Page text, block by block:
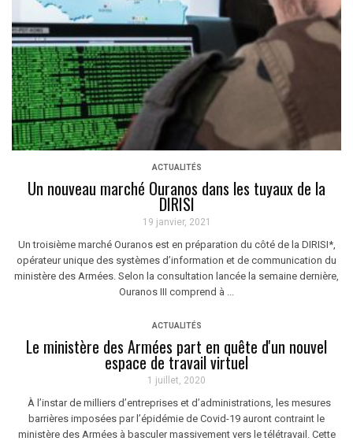
ACTUALITÉS
Un nouveau marché Ouranos dans les tuyaux de la
DIRISI
19 janvier, 2021
Un troisième marché Ouranos est en préparation du côté de la DIRISI*,
opérateur unique des systèmes d’information et de communication du
ministère des Armées. Selon la consultation lancée la semaine dernière,
Ouranos III comprend à ...
ACTUALITÉS
Le ministère des Armées part en quête d'un nouvel
espace de travail virtuel
1 juillet, 2020
À l’instar de milliers d’entreprises et d’administrations, les mesures
barrières imposées par l’épidémie de Covid-19 auront contraint le
ministère des Armées à basculer massivement vers le télétravail. Cette